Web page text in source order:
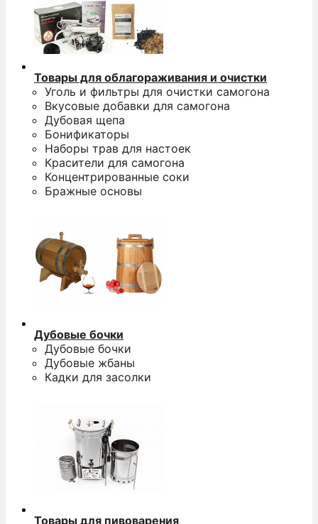
Товары для облагораживания и очистки
Уголь и фильтры для очистки самогона
Вкусовые добавки для самогона
Дубовая щепа
Бонификаторы
Наборы трав для настоек
Красители для самогона
Концентрированные соки
Бражные основы
Дубовые бочки
Дубовые бочки
Дубовые жбаны
Кадки для засолки
Товары для пивоварения